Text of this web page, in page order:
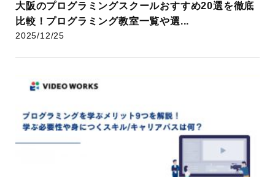
大阪のプログラミングスクールおすすめ20選を徹底
比較！プログラミング教室一覧や選...
2025/12/25